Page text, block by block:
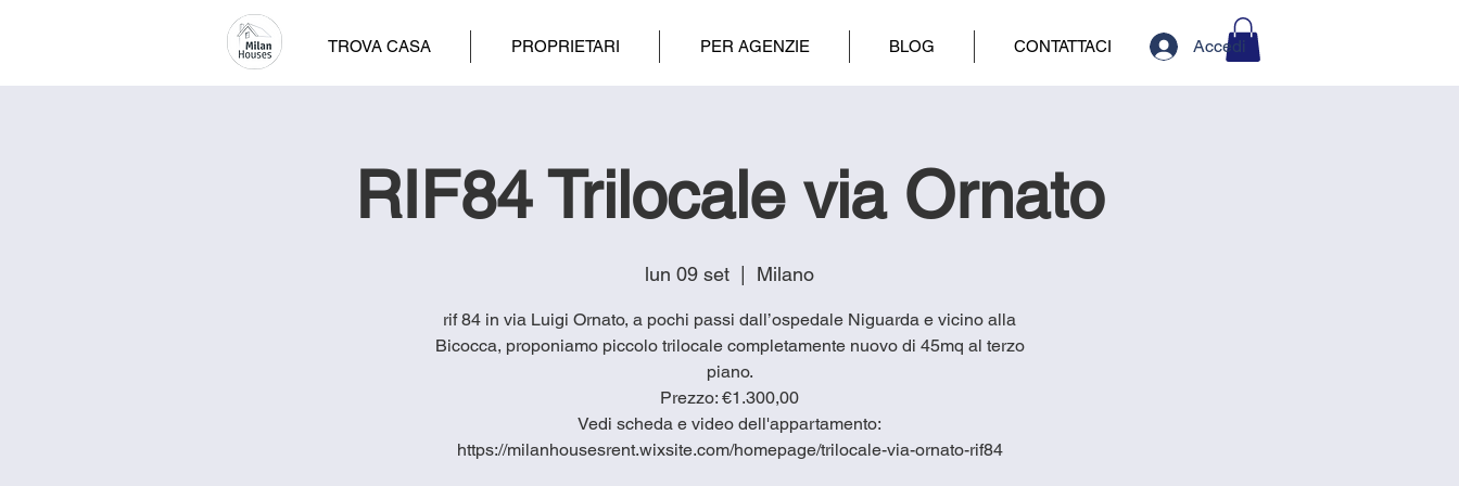
TROVA CASA PROPRIETARI PER AGENZIE BLOG CONTATTACI Accedi
RIF84 Trilocale via Ornato
lun 09 set
  |
Milano
rif 84 in via Luigi Ornato, a pochi passi dall’ospedale Niguarda e vicino alla
Bicocca, proponiamo piccolo trilocale completamente nuovo di 45mq al terzo
piano.
Prezzo: €1.300,00
Vedi scheda e video dell'appartamento:
https://milanhousesrent.wixsite.com/homepage/trilocale-via-ornato-rif84